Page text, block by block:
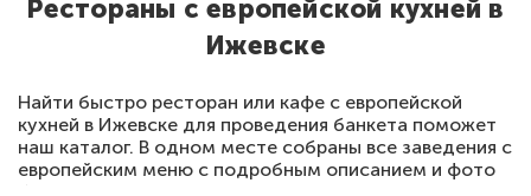
Рестораны с европейской кухней в
Ижевске
Найти быстро ресторан или кафе с европейской
кухней в Ижевске для проведения банкета поможет
наш каталог. В одном месте собраны все заведения с
европейским меню с подробным описанием и фото